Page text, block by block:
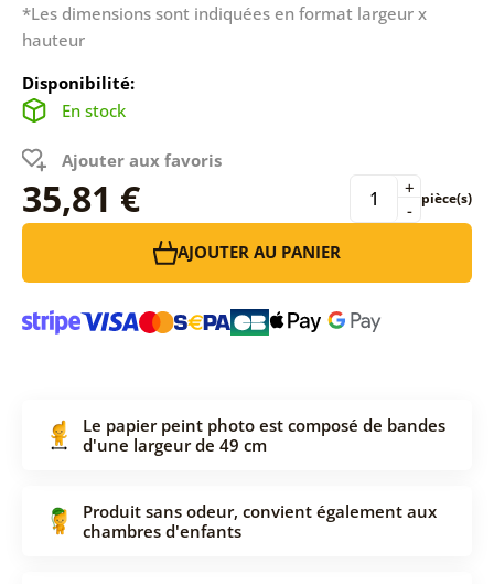
*Les dimensions sont indiquées en format largeur x
hauteur
Disponibilité:
En stock
Ajouter aux favoris
35,81 € -
+ pièce(s)
AJOUTER AU PANIER
Le papier peint photo est composé de bandes
d'une largeur de 49 cm
Produit sans odeur, convient également aux
chambres d'enfants